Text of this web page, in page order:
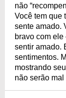
não
Você tem que
sente amado.
bravo com
sentir amado.
sentimentos.
mostrando
não serão